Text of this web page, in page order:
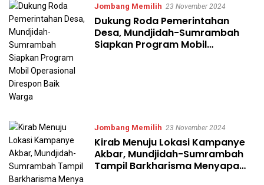
Jombang Memilih 23 November 2024
Dukung Roda Pemerintahan
Desa, Mundjidah-Sumrambah
Siapkan Program Mobil
Jombang Memilih 23 November 2024
Kirab Menuju Lokasi Kampanye
Akbar, Mundjidah-Sumrambah
Tampil Barkharisma Menyapa